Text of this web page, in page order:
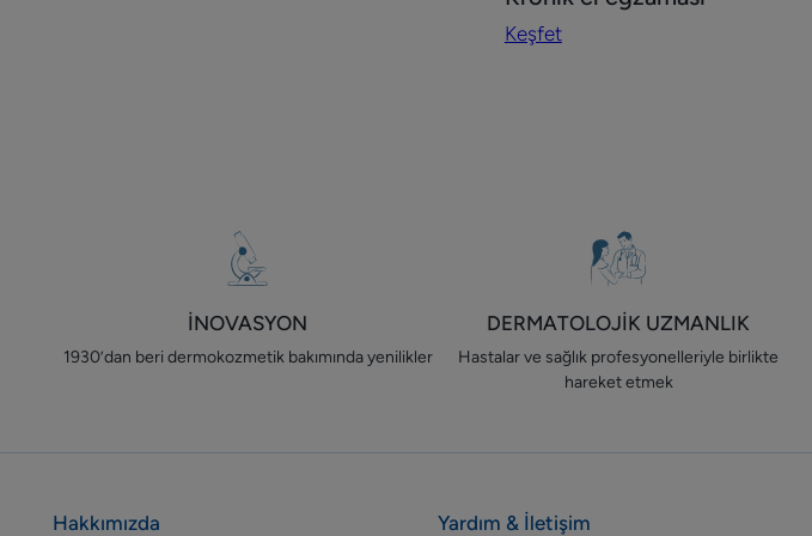
Kronik
el
Keşfet
İNOVASYON
1930’dan beri dermokozmetik bakımında yenilikler
DERMATOLOJİK UZMANLIK
Hastalar ve sağlık profesyonelleriyle birlikte
hareket etmek
Hakkımızda Yardım & İletişim